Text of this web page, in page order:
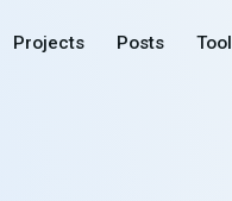
Projects Posts